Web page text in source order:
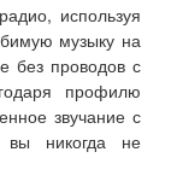
используя
музыку на
без проводов с
профилю
звучание с
вы никогда не